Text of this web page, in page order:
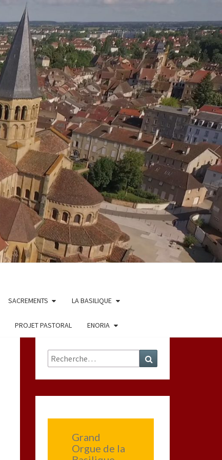
SACREMENTS LA BASILIQUE
PROJET PASTORAL ENORIA
Rechercher :
Grand
Orgue de la